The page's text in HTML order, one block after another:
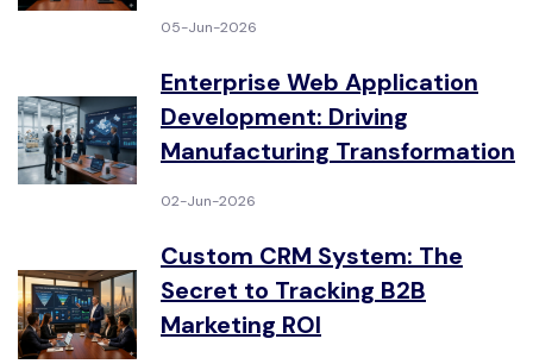
05-Jun-2026
Enterprise Web Application
Development: Driving
Manufacturing Transformation
02-Jun-2026
Custom CRM System: The
Secret to Tracking B2B
Marketing ROI